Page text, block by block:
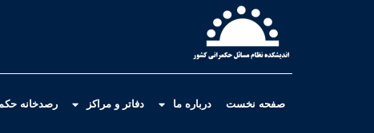
صفحه نخست درباره ما دفاتر و مراکز رصدخانه